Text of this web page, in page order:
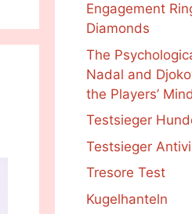
Engagement
Diamonds
The
Nadal and
the Players’
Testsieger
Testsieger
Tresore Test
Kugelhanteln